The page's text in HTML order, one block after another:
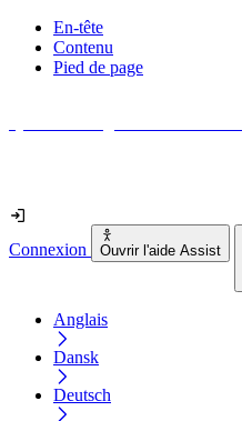
En-tête
Contenu
Pied de page
Connexion Ouvrir l'aide Assist
Anglais
Dansk
Deutsch